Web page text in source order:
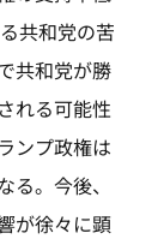
共和党の苦
共和党が勝
れる可能性
ンプ政権は
。今後、
が徐々に顕